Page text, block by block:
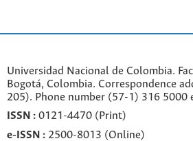
Universidad Nacional de Colombia.
Bogotá, Colombia. Correspondence a
205). Phone number (57-1) 316 5000
ISSN : 0121-4470 (Print)
e- ISSN : 2500-8013 (Online)